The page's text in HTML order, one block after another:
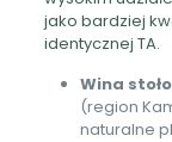
jako bardziej
identycznej TA.
Wina
(region
naturalne